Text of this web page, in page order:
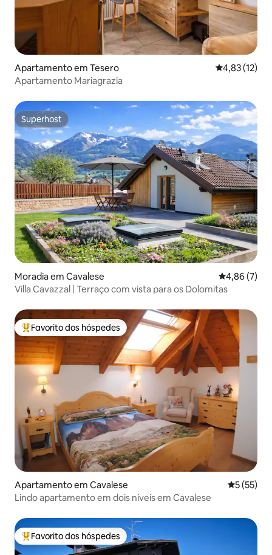
Apartamento em Tesero Classificação
4,83 (12)
Apartamento Mariagrazia
Superhost
Superhost
Moradia em Cavalese
4,86 (7)
Villa Cavazzal | Terraço com vista para os Dolomitas
Favoritos dos hóspedes mais apreciados
Favorito dos hóspedes
Apartamento em Cavalese
5 (55)
Lindo apartamento em dois níveis em Cavalese
Favoritos dos hóspedes mais apreciados
Favorito dos hóspedes